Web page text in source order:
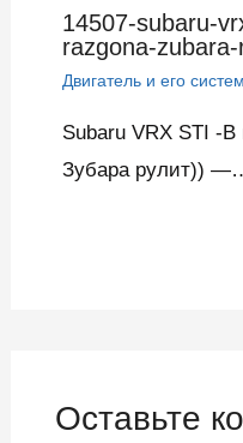
14507-subaru-
razgona-zubara-
Двигатель и его
Subaru VRX STI -В
Зубара рулит))
Оставьте